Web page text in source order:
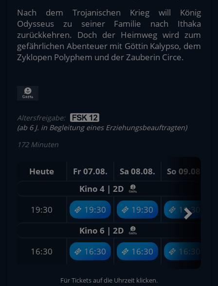
Nach dem Trojanischen Krieg will König
Odysseus zu seiner Familie nach Ithaka
zurückkehren. Doch der Heimweg wird zum
gefährlichen Abenteuer mit Göttin Kalypso, dem
Zyklopen Polyphem und der Zauberin Circe.
Altersfreigabe:
(ab 6 J. in Begleitung eines Erziehungsbeauftragten)
172 Minuten
Heute Fr 07.08. Sa 08.08. So 09.08.
19:30 19:30 19:30 19:30
16:30 16:30 16:30 16:30
Kino 4 | 2D
Kino 6 | 2D
Für Tickets auf die Uhrzeit klicken.